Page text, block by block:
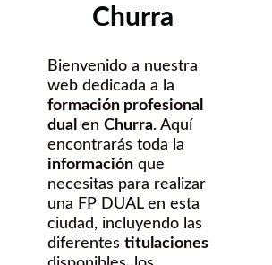
Churra
Bienvenido a nuestra
web dedicada a la
formación profesional
dual en Churra. Aquí
encontrarás toda la
información que
necesitas para realizar
una FP DUAL en esta
ciudad, incluyendo las
diferentes titulaciones